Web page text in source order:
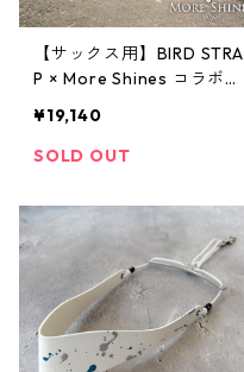
【サックス用】BIRD STRA
P × More Shines コラボモ
¥19,140
SOLD OUT